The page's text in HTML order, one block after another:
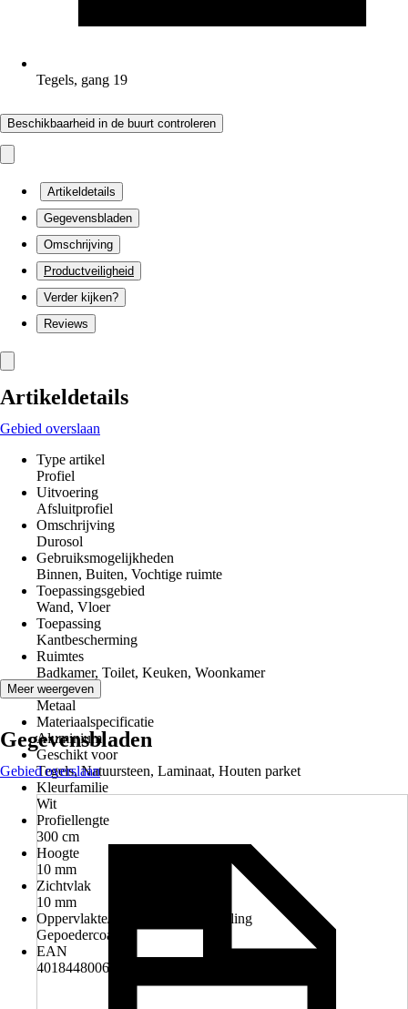
Tegels, gang 19
Beschikbaarheid in de buurt controleren
Artikeldetails
Gegevensbladen
Omschrijving
Productveiligheid
Verder kijken?
Reviews
Artikeldetails
Gebied overslaan
Type artikel
Profiel
Uitvoering
Afsluitprofiel
Omschrijving
Durosol
Gebruiksmogelijkheden
Binnen, Buiten, Vochtige ruimte
Toepassingsgebied
Wand, Vloer
Toepassing
Kantbescherming
Ruimtes
Badkamer, Toilet, Keuken, Woonkamer
Materiaal
Metaal
Materiaalspecificatie
Aluminium
Geschikt voor
Tegels, Natuursteen, Laminaat, Houten parket
Kleurfamilie
Wit
Profiellengte
300 cm
Hoogte
10 mm
Zichtvlak
10 mm
Oppervlakte/Oppervlaktebehandeling
Gepoedercoat
EAN
4018448006528
Meer weergeven
Gegevensbladen
Gebied overslaan